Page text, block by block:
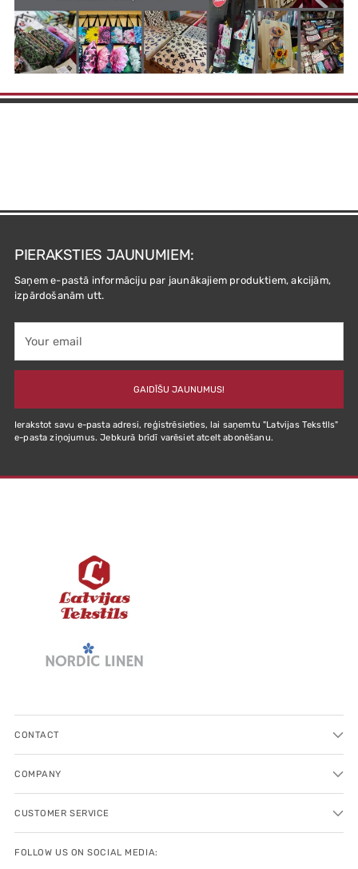
PIERAKSTIES JAUNUMIEM:
Saņem e-pastā informāciju par jaunākajiem produktiem, akcijām,
izpārdošanām utt.
email
GAIDĪŠU JAUNUMUS!
Ierakstot savu e-pasta adresi, reģistrēsieties, lai saņemtu "Latvijas Tekstlls"
e-pasta ziņojumus. Jebkurā brīdī varēsiet atcelt abonēšanu.
CONTACT
COMPANY
CUSTOMER SERVICE
FOLLOW US ON SOCIAL MEDIA: